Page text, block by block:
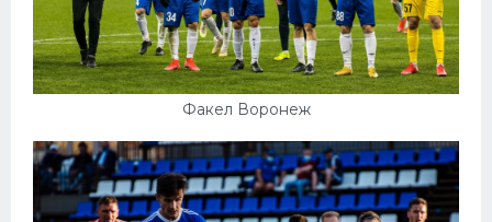
Факел Воронеж